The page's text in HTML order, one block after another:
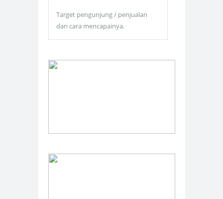
Target pengunjung / penjualan
dan cara mencapainya.